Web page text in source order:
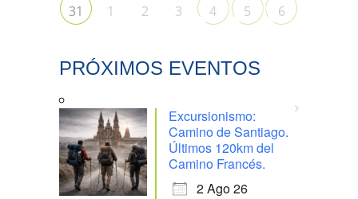
31
1 2 3 4 5 6
PRÓXIMOS EVENTOS
Excursionismo:
Camino de Santiago.
Últimos 120km del
Camino Francés.
2 Ago 26